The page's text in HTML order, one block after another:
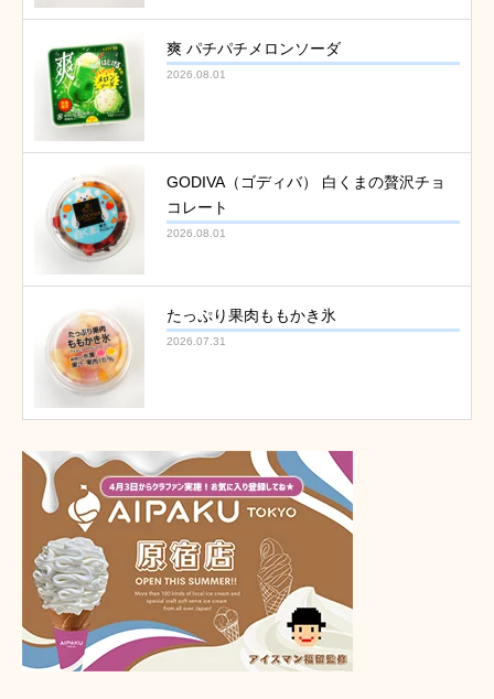
爽 パチパチメロンソーダ
2026.08.01
GODIVA（ゴディバ） 白くまの贅沢チョ
コレート
2026.08.01
たっぷり果肉ももかき氷
2026.07.31